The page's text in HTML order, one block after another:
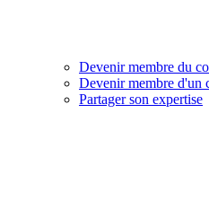
Devenir membre du
Devenir membre d'un
Partager son expertise